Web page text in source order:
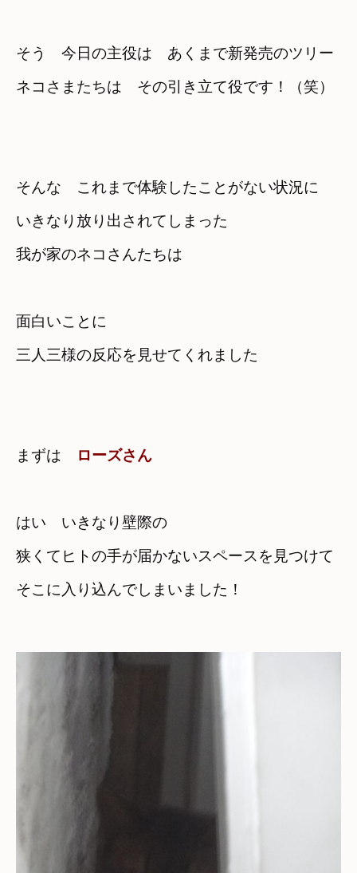
そう　今日の主役は　あくまで新発売のツリー
ネコさまたちは　その引き立て役です！（笑）
そんな　これまで体験したことがない状況に
いきなり放り出されてしまった
面白いことに
三人三様の反応を見せてくれました
まずは ローズさん
はい　いきなり壁際の
狭くてヒトの手が届かないスペースを見つけて
そこに入り込んでしまいました！